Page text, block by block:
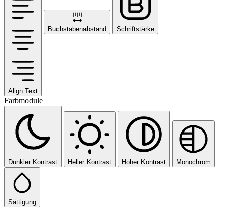
Align Text
Buchstabenabstand Schriftstärke
Farbmodule
Dunkler Kontrast Heller Kontrast Hoher Kontrast Monochrom
Sättigung